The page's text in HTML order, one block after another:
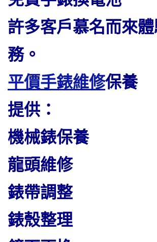
許多客戶慕名而來
務。
平價手錶維修保養
提供：
機械錶保養
龍頭維修
錶帶調整
錶殼整理